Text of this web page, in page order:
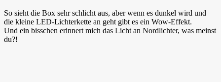
So sieht die Box sehr schlicht aus, aber wenn es dunkel wird und
die kleine LED-Lichterkette an geht gibt es ein Wow-Effekt.
Und ein bisschen erinnert mich das Licht an Nordlichter, was meinst
du?!